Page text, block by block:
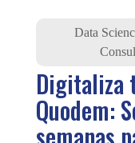
Data
Digitaliza
Quodem: